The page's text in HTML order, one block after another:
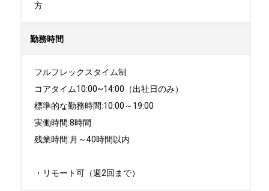
方
勤務時間
フルフレックスタイム制
コアタイム10:00~14:00（出社日のみ）
標準的な勤務時間:10:00～19:00
実働時間:8時間
残業時間:月～40時間以内
・リモート可（週2回まで）